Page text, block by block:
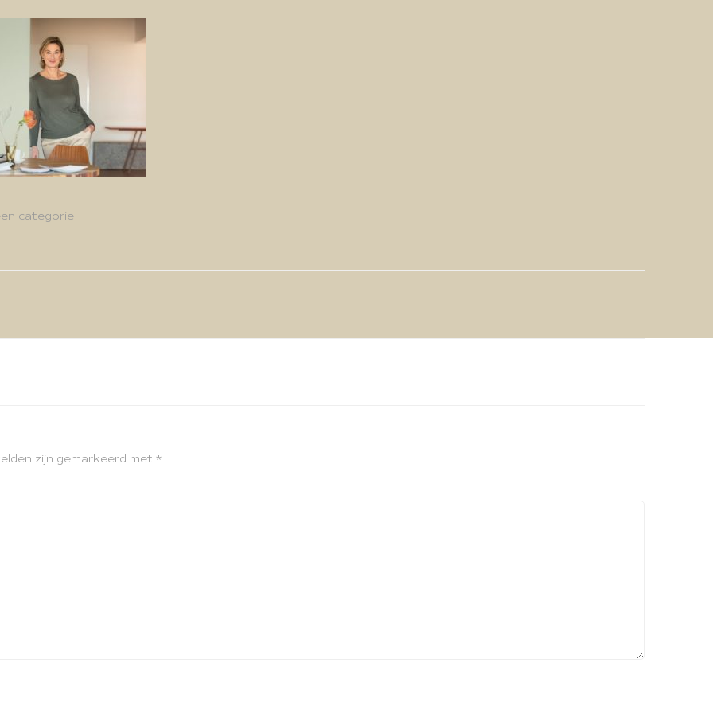
categorie
zijn gemarkeerd met *